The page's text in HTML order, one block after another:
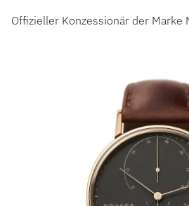
Offizieller Konzessionär der Marke